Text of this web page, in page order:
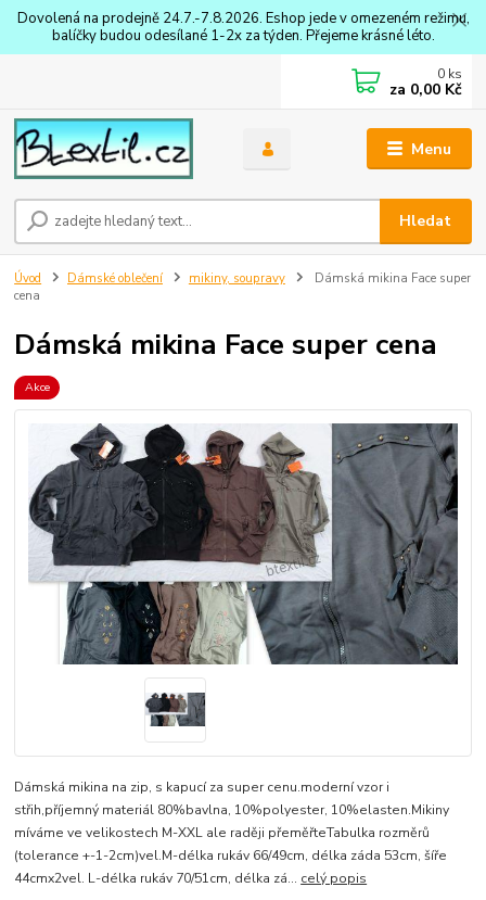
Dovolená na prodejně 24.7.-7.8.2026. Eshop jede v omezeném režimu,
balíčky budou odesílané 1-2x za týden. Přejeme krásné léto.
Menu
Hledat
0 ks
za 0,00 Kč
Úvod Dámské oblečení mikiny, soupravy
Dámská mikina Face super
cena
Dámská mikina Face super cena
Akce
Dámská mikina na zip, s kapucí za super cenu.moderní vzor i
střih,příjemný materiál 80%bavlna, 10%polyester, 10%elasten.Mikiny
míváme ve velikostech M-XXL ale raději přeměřteTabulka rozměrů
(tolerance +-1-2cm)vel.M-délka rukáv 66/49cm, délka záda 53cm, šíře
44cmx2vel. L-délka rukáv 70/51cm, délka zá... celý popis